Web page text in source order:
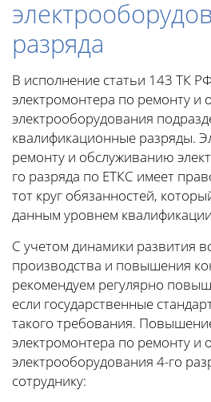
разряда
В исполнение статьи 143 ТК
электромонтера по ремонту и
электрооборудования
квалификационные разряды.
ремонту и обслуживанию
го разряда по ЕТКС имеет
тот круг обязанностей,
данным уровнем
С учетом динамики развития
производства и повышения
рекомендуем регулярно
если государственные
такого требования.
электромонтера по ремонту и
электрооборудования 4-го
сотруднику: